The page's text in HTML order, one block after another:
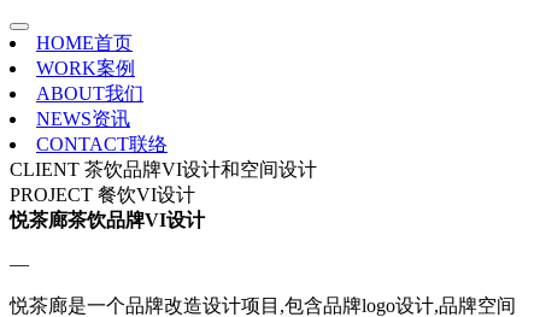
HOME首页
WORK案例
ABOUT我们
NEWS资讯
CONTACT联络
CLIENT 茶饮品牌VI设计和空间设计
PROJECT 餐饮VI设计
悦茶廊茶饮品牌VI设计
—
悦茶廊是一个品牌改造设计项目,包含品牌logo设计,品牌空间